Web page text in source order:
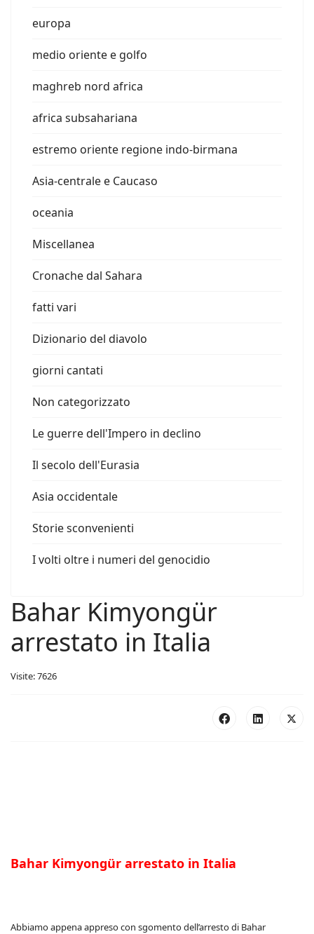
europa
medio oriente e golfo
maghreb nord africa
africa subsahariana
estremo oriente regione indo-birmana
Asia-centrale e Caucaso
oceania
Miscellanea
Cronache dal Sahara
fatti vari
Dizionario del diavolo
giorni cantati
Non categorizzato
Le guerre dell'Impero in declino
Il secolo dell'Eurasia
Asia occidentale
Storie sconvenienti
I volti oltre i numeri del genocidio
Bahar Kimyongür
arrestato in Italia
Visite: 7626
Bahar Kimyongür arrestato in Italia
Abbiamo appena appreso con sgomento dell’arresto di Bahar